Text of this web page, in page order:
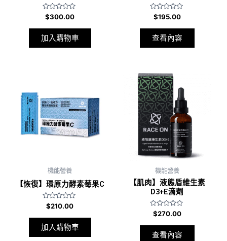
評
分
0
滿
分
$300.00
加入購物車
評
分
0
滿
分
$195.00
查看內容
機能營養
【恢復】環原力酵素莓果C
評
分
0
滿
分
$210.00
加入購物車
機能營養
【肌肉】液態盾維生素
D3+E滴劑
評
分
0
滿
分
$270.00
查看內容